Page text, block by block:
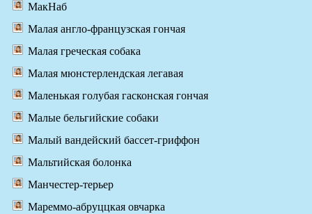
МакНаб
Малая англо-французская гончая
Малая греческая собака
Малая мюнстерлендская легавая
Маленькая голубая гасконская гончая
Малые бельгийские собаки
Малый вандейский бассет-гриффон
Мальтийская болонка
Манчестер-терьер
Мареммо-абруццкая овчарка